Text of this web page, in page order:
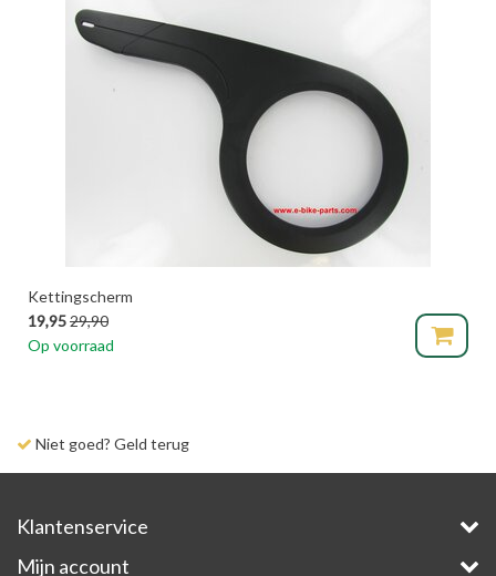
Kettingscherm
19,9529,90
Op voorraad
Niet goed? Geld terug
Klantenservice
Mijn account